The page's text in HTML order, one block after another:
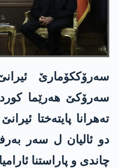
سەرۆککۆمارێ
سەرۆکێ ھەرێما
تەھرانا پایتەختا
دو ئالیان ل سەر
چاندی و پاراستنا